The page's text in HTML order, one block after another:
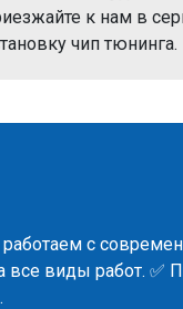
к нам в
чип тюнинга.
работаем с
все виды работ. ✅